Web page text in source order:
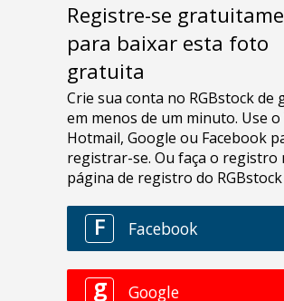
Registre-se
para baixar esta foto
gratuita